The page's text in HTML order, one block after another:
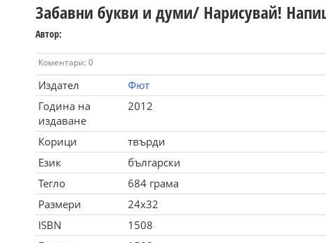
Забавни букви и думи/ Нарисувай!
Автор:
Коментари: 0
Издател
Фют
Година на
издаване
2012
Корици
твърди
Език
български
Тегло
684 грама
Размери
24x32
ISBN
1508